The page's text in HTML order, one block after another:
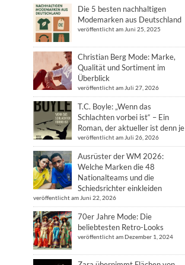
Die 5 besten nachhaltigen
Modemarken aus Deutschland
veröffentlicht am Juni 25, 2025
Christian Berg Mode: Marke,
Qualität und Sortiment im
Überblick
veröffentlicht am Juli 27, 2026
T.C. Boyle: „Wenn das
Schlachten vorbei ist“ – Ein
Roman, der aktueller ist denn je
veröffentlicht am Juli 26, 2026
Ausrüster der WM 2026:
Welche Marken die 48
Nationalteams und die
Schiedsrichter einkleiden
veröffentlicht am Juni 22, 2026
70er Jahre Mode: Die
beliebtesten Retro-Looks
veröffentlicht am Dezember 1, 2024